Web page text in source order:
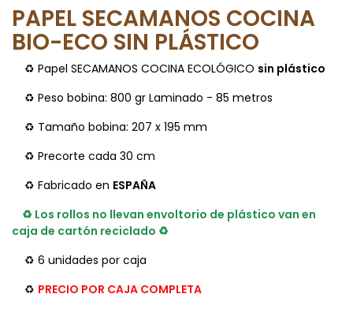
PAPEL SECAMANOS COCINA
BIO-ECO SIN PLÁSTICO
♻ Papel SECAMANOS COCINA ECOLÓGICO sin plástico
♻ Peso bobina: 800 gr Laminado - 85 metros
♻ Tamaño bobina: 207 x 195 mm
♻ Precorte cada 30 cm
♻ Fabricado en ESPAÑA
♻ Los rollos no llevan envoltorio de plástico van en
caja de cartón reciclado ♻
♻ 6 unidades por caja
♻ PRECIO POR CAJA COMPLETA